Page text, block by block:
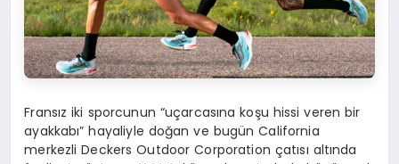
Fransız iki sporcunun “uçarcasına koşu hissi veren bir
ayakkabı” hayaliyle doğan ve bugün California
merkezli Deckers Outdoor Corporation çatısı altında